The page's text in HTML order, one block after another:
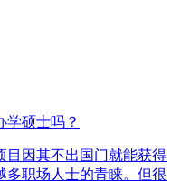
学硕士吗？
目因其不出国门就能获得
多职场人士的青睐。但很